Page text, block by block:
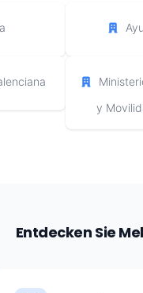
y
Entdecken Sie